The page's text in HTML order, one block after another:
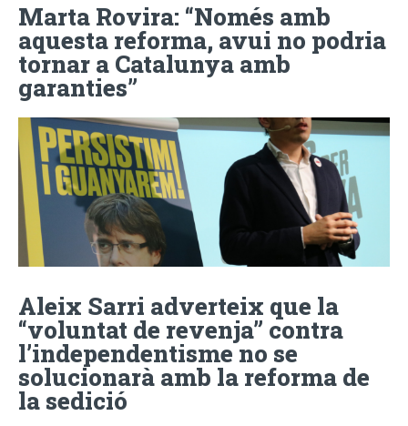
Marta Rovira: “Només amb
aquesta reforma, avui no podria
tornar a Catalunya amb
garanties”
Aleix Sarri adverteix que la
“voluntat de revenja” contra
l’independentisme no se
solucionarà amb la reforma de
la sedició